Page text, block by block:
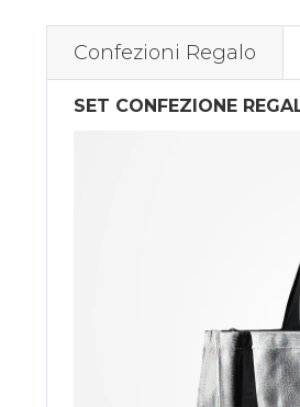
Confezioni Regalo
SET CONFEZIONE